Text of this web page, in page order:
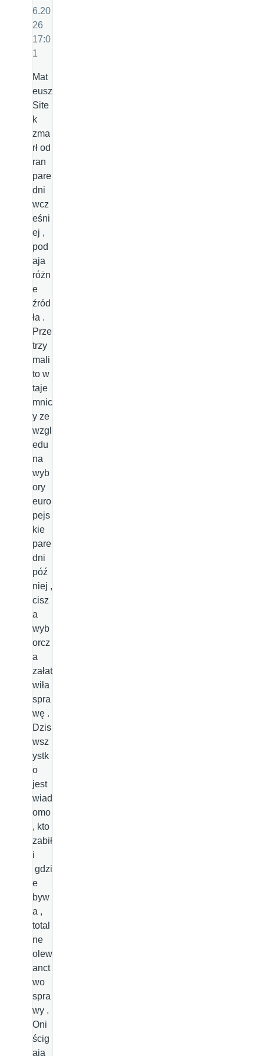
6.20
26
17:0
1
Mat
eusz
Site
k
zma
rł od
ran
pare
dni
wcz
eśni
ej ,
pod
aja
różn
e
źród
ła .
Prze
trzy
mali
to w
taje
mnic
y ze
wzgl
edu
na
wyb
ory
euro
pejs
kie
pare
dni
póź
niej ,
cisz
a
wyb
orcz
a
załat
wiła
spra
wę .
Dzis
wsz
ystk
o
jest
wiad
omo
, kto
zabił
i
gdzi
e
byw
a ,
total
ne
olew
anct
wo
spra
wy .
Oni
ścig
aja